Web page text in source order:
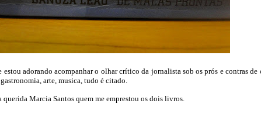
estou adorando acompanhar o olhar crítico da jornalista sob os prós e contras de
arte, musica, tudo é citado.
querida Marcia Santos quem me emprestou os dois livros.